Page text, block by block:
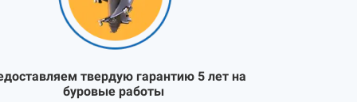
твердую гарантию 5 лет на
буровые работы